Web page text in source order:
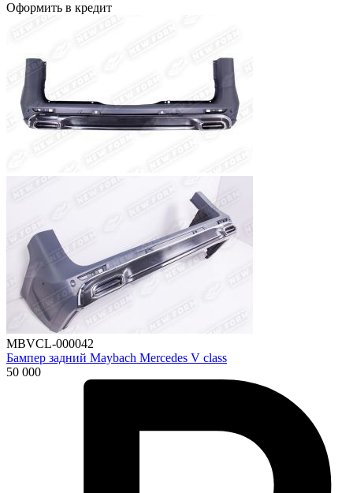
Оформить в кредит
MBVCL-000042
Бампер задний Maybach Mercedes V class
50 000